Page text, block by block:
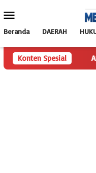
ke
Mobile
Beranda DAERAH
Konten SpesialAngka